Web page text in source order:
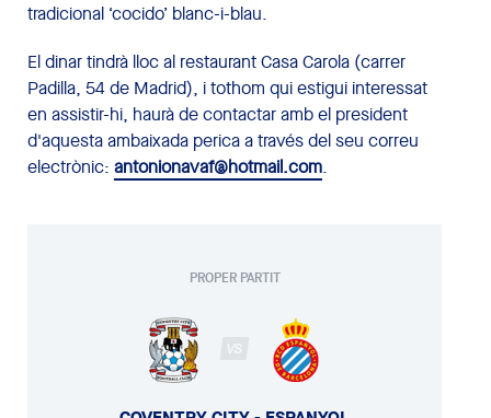
tradicional ‘cocido’ blanc-i-blau.
El dinar tindrà lloc al restaurant Casa Carola (carrer
Padilla, 54 de Madrid), i tothom qui estigui interessat
en assistir-hi, haurà de contactar amb el president
d'aquesta ambaixada perica a través del seu correu
electrònic: antonionavaf@hotmail.com.
PROPER PARTIT
VS